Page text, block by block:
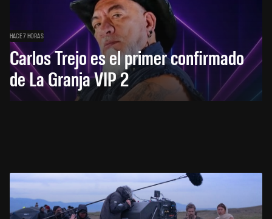
HACE 7 HORAS
Carlos Trejo es el primer confirmado
de La Granja VIP 2